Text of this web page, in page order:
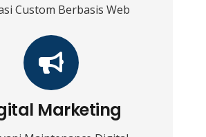
Custom Berbasis Web
Marketing